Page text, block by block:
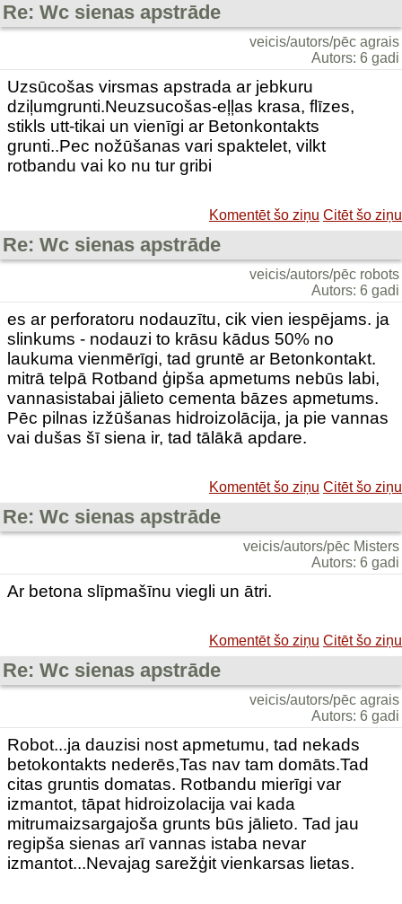
Re: Wc sienas apstrāde
veicis/autors/pēc agrais
Autors: 6 gadi
Uzsūcošas virsmas apstrada ar jebkuru
dziļumgrunti.Neuzsucošas-eļļas krasa, flīzes,
stikls utt-tikai un vienīgi ar Betonkontakts
grunti..Pec nožūšanas vari spaktelet, vilkt
rotbandu vai ko nu tur gribi
Komentēt šo ziņu Citēt šo ziņu
Re: Wc sienas apstrāde
veicis/autors/pēc robots
Autors: 6 gadi
es ar perforatoru nodauzītu, cik vien iespējams. ja
slinkums - nodauzi to krāsu kādus 50% no
laukuma vienmērīgi, tad gruntē ar Betonkontakt.
mitrā telpā Rotband ģipša apmetums nebūs labi,
vannasistabai jālieto cementa bāzes apmetums.
Pēc pilnas izžūšanas hidroizolācija, ja pie vannas
vai dušas šī siena ir, tad tālākā apdare.
Komentēt šo ziņu Citēt šo ziņu
Re: Wc sienas apstrāde
veicis/autors/pēc Misters
Autors: 6 gadi
Ar betona slīpmašīnu viegli un ātri.
Komentēt šo ziņu Citēt šo ziņu
Re: Wc sienas apstrāde
veicis/autors/pēc agrais
Autors: 6 gadi
Robot...ja dauzisi nost apmetumu, tad nekads
betokontakts nederēs,Tas nav tam domāts.Tad
citas gruntis domatas. Rotbandu mierīgi var
izmantot, tāpat hidroizolacija vai kada
mitrumaizsargajoša grunts būs jālieto. Tad jau
regipša sienas arī vannas istaba nevar
izmantot...Nevajag sarežģit vienkarsas lietas.